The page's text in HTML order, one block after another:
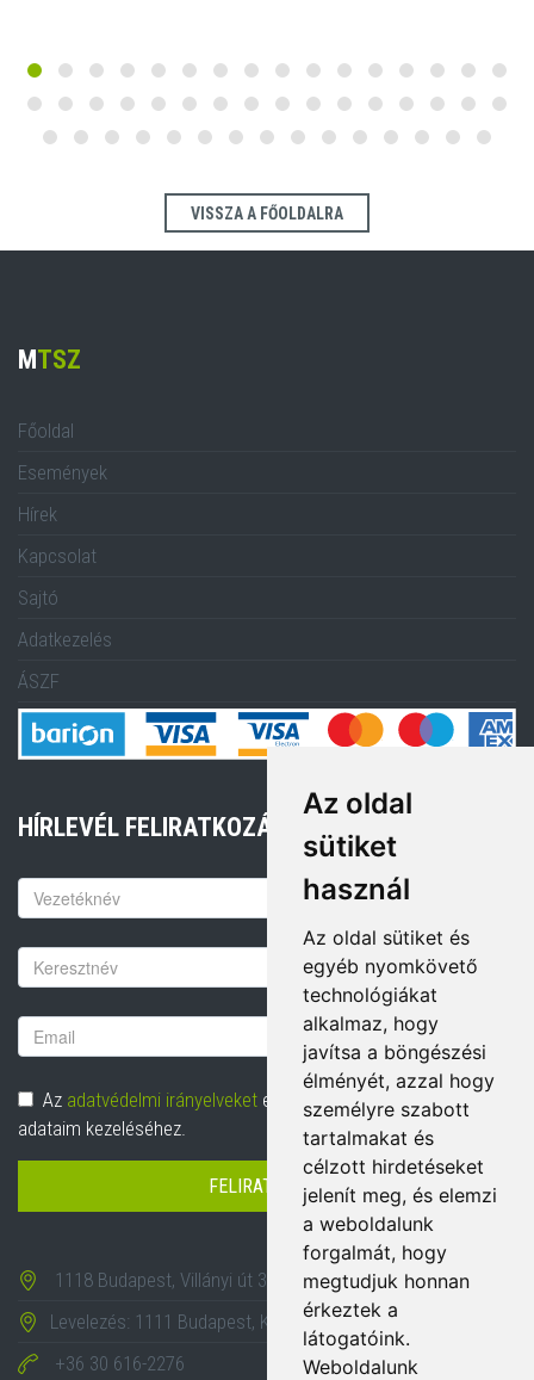
Az oldal
sütiket
használ
Az oldal sütiket és
egyéb nyomkövető
technológiákat
alkalmaz, hogy
javítsa a böngészési
élményét, azzal hogy
személyre szabott
tartalmakat és
célzott hirdetéseket
jelenít meg, és elemzi
a weboldalunk
forgalmát, hogy
megtudjuk honnan
érkeztek a
látogatóink.
Weboldalunk
VISSZA A FŐOLDALRA
MTSZ
Főoldal
Események
Hírek
Kapcsolat
Sajtó
Adatkezelés
ÁSZF
HÍRLEVÉL FELIRATKOZÁS
Keresztnév
Vezetéknév
Email
cím
Adatvédelem
Az adatvédelmi irányelveket elolvastam és hozzájárulok
adataim kezeléséhez.
FELIRATKOZÁS
1118 Budapest, Villányi út 35-43.
Levelezés: 1111 Budapest, Karinthy Frigyes út 24.
+36 30 616-2276